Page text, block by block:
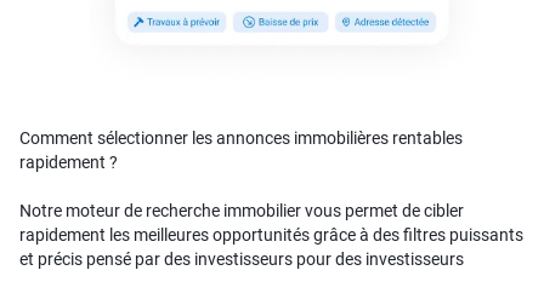
Comment sélectionner les annonces immobilières rentables
rapidement ?
Notre moteur de recherche immobilier vous permet de cibler
rapidement les meilleures opportunités grâce à des filtres puissants
et précis pensé par des investisseurs pour des investisseurs